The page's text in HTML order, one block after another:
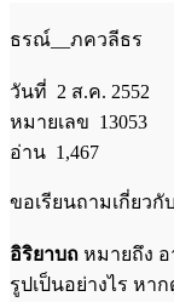
ธรณ์__ภควลีธร
วันที่ 2 ส.ค. 2552
หมายเลข 13053
อ่าน 1,467
ขอเรียนถามเกี่ยวกับ
อิริยาบถ หมายถึง อ
รูปเป็นอย่างไร หา